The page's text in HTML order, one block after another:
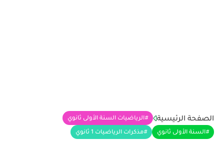
الصفحة الرئيسية الرياضيات السنة الأولى ثانوي
السنة الأولى ثانوي مذكرات الرياضيات 1 ثانوي